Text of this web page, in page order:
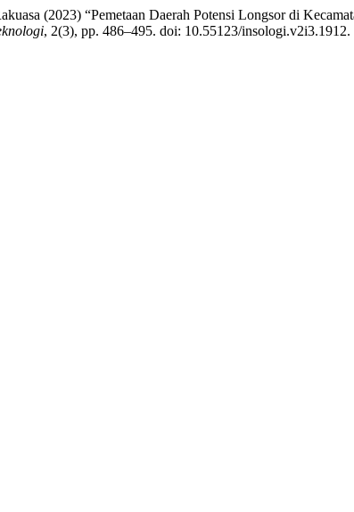
(2023) “Pemetaan Daerah Potensi Longsor di
, 2(3), pp. 486–495. doi: 10.55123/insologi.v2i3.1912.